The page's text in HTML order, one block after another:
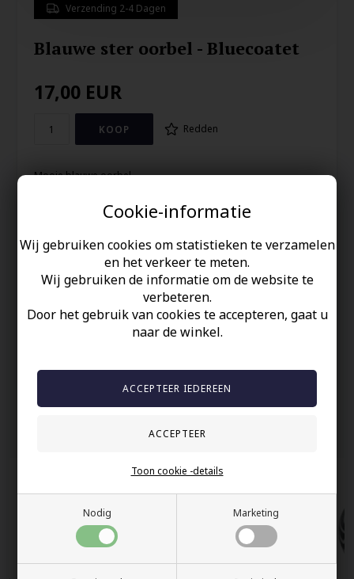
Cookie-informatie
Wij gebruiken cookies om statistieken te verzamelen
en het verkeer te meten.
Wij gebruiken de informatie om de website te
verbeteren.
Door het gebruik van cookies te accepteren, gaat u
naar de winkel.
Nodig Marketing
Toon cookie -details
Verzending 2-4 Dagen
Blauwe ster oorbel - Bluecoatet
17,00 EUR
Redden
Mooie blauwe oorbel.
Uw veiligheid
100% nikkelvrij sieraden
Snelle bezorging
Anderen gekocht hebben ook